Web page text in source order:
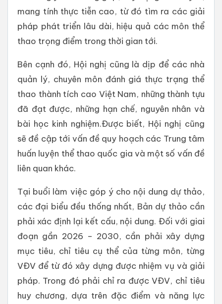
mang tính thực tiễn cao, từ đó tìm ra các giải
pháp phát triển lâu dài, hiệu quả các môn thể
thao trọng điểm trong thời gian tới.
Bên cạnh đó, Hội nghị cũng là dịp để các nhà
quản lý, chuyên môn đánh giá thực trạng thể
thao thành tích cao Việt Nam, những thành tựu
đã đạt được, những hạn chế, nguyên nhân và
bài học kinh nghiệm.Được biết, Hội nghị cũng
sẽ đề cập tới vấn đề quy hoạch các Trung tâm
huấn luyện thể thao quốc gia và một số vấn đề
liên quan khác.
Tại buổi làm việc góp ý cho nội dung dự thảo,
các đại biểu đều thống nhất, Bản dự thảo cần
phải xác định lại kết cấu, nội dung. Đối với giai
đoạn gần 2026 – 2030, cần phải xây dựng
mục tiêu, chỉ tiêu cụ thể của từng môn, từng
VĐV để từ đó xây dựng được nhiệm vụ và giải
pháp. Trong đó phải chỉ ra được VĐV, chỉ tiêu
huy chương, dựa trên đặc điểm và năng lực